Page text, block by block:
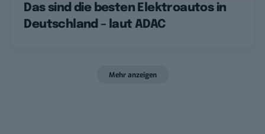
Das sind die besten Elektroautos in
Deutschland – laut ADAC
Mehr anzeigen